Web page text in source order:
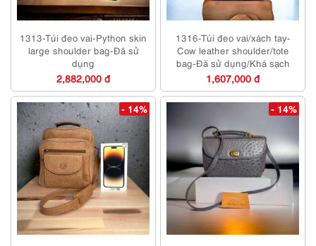
1313-Túi đeo vai-Python skin
large shoulder bag-Đã sử
dụng
2,882,000 đ
1316-Túi đeo vai/xách tay-
Cow leather shoulder/tote
bag-Đã sử dụng/Khá sạch
1,607,000 đ
- 14% - 14%